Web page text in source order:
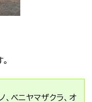
、ベニヤマザクラ、オ